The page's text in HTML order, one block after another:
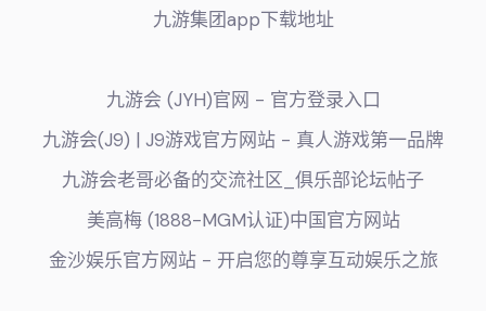
九游集团app下载地址
九游会 (JYH)官网 - 官方登录入口
九游会(J9) | J9游戏官方网站 - 真人游戏第一品牌
九游会老哥必备的交流社区_俱乐部论坛帖子
美高梅 (1888-MGM认证)中国官方网站
金沙娱乐官方网站 - 开启您的尊享互动娱乐之旅